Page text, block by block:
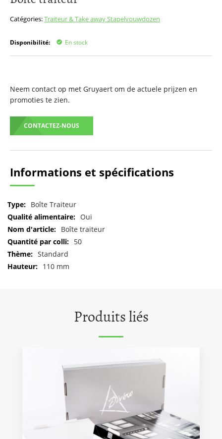
Catégories:Traiteur & Take awayStapelvouwdozen
Disponibilité: En stock
Neem contact op met Gruyaert om de actuele prijzen en
promoties te zien.
CONTACTEZ-NOUS
de
d’images
Informations et spécifications
Pour
plus
Boîte Traiteur
Oui
Boîte traiteur
50
Standard
110 mm
Produits liés